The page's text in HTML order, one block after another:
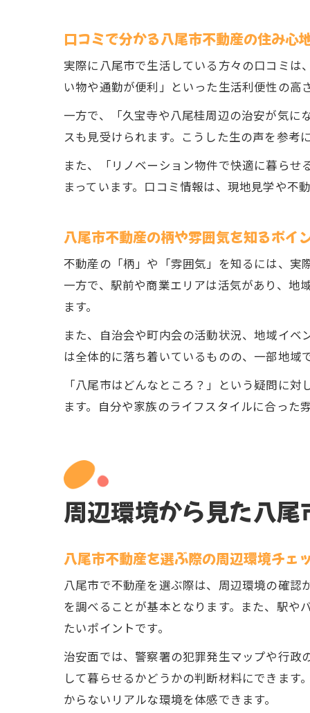
口コミで分かる八尾市不動産の住み心
実際に八尾市で生活している方々の口コミ
い物や通勤が便利」といった生活利便性の高
一方で、「久宝寺や八尾桂周辺の治安が気
スも見受けられます。こうした生の声を参考
また、「リノベーション物件で快適に暮ら
まっています。口コミ情報は、現地見学や不
八尾市不動産の柄や雰囲気を知るポイ
不動産の「柄」や「雰囲気」を知るには、実
一方で、駅前や商業エリアは活気があり、地
ます。
また、自治会や町内会の活動状況、地域イ
は全体的に落ち着いているものの、一部地域
「八尾市はどんなところ？」という疑問に
ます。自分や家族のライフスタイルに合った
周辺環境から見た八
八尾市不動産を選ぶ際の周辺環境チェ
八尾市で不動産を選ぶ際は、周辺環境の確
を調べることが基本となります。また、駅や
たいポイントです。
治安面では、警察署の犯罪発生マップや行政
して暮らせるかどうかの判断材料にできま
からないリアルな環境を体感できます。